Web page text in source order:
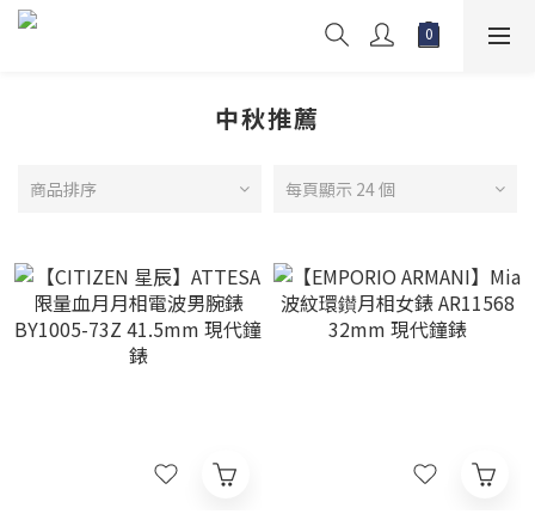
中秋推薦
商品排序 每頁顯示 24 個